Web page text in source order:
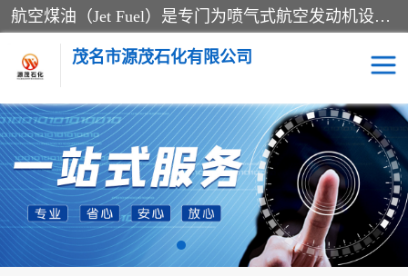
航空煤油（Jet Fuel）是专门为喷气式航空发动机设计的高纯度燃料，主要分为Jet A、Jet A-1和Jet B等类型。其特点是闪点高、低温流动性好，并添加了抗静电剂和抗氧化剂以确保飞行安全。航空煤油需
茂名市源茂石化有限公司
RP3航空煤油 D20+D30溶剂油
D40+D60溶剂油 D80+D100溶剂油
6号+120号溶剂油 260号溶剂油